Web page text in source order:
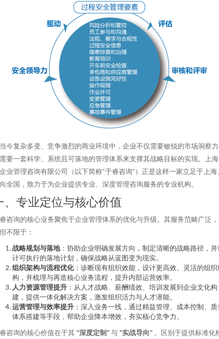
今复杂多变、竞争激烈的商业环境中，企业不仅需要敏锐的市场洞察
要一套科学、系统且可落地的管理体系来支撑其战略目标的实现。上
业管理咨询有限公司（以下简称“于睿咨询”）正是这样一家立足于上海
全国，致力于为企业提供专业、深度管理咨询服务的专业机构。
、专业定位与核心价值
咨询的核心业务聚焦于企业管理体系的优化与升级。其服务范畴广泛
不限于：
战略规划与落地：协助企业明确发展方向，制定清晰的战略路径，并
计可执行的落地计划，确保战略从蓝图变为现实。
组织架构与流程优化：诊断现有组织效能，设计更高效、灵活的组织
构，并梳理与再造核心业务流程，提升内部运营效率。
人力资源管理提升 ：从人才战略、薪酬绩效、培训发展到企业文化构
建，提供一体化解决方案，激发组织活力与人才潜能。
运营管理与效率提升 ：深入业务一线，通过精益管理、成本控制、
体系搭建等手段，帮助企业降本增效，夯实核心竞争力。
咨询的核心价值在于其 “深度定制”与 “实战导向” 。区别于提供标准化